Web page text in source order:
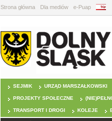
Strona główna Dla mediów e-Puap BIP
SEJMIK URZĄD MARSZAŁKOWSKI
PROJEKTY SPOŁECZNE
TRANSPORT I DROGI KOLEJE